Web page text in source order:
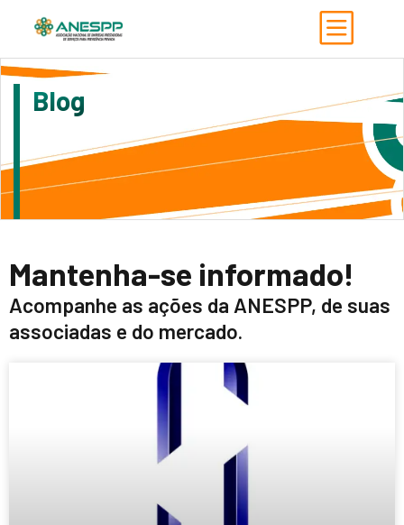
Blog
Mantenha-se informado!
Acompanhe as ações da ANESPP, de suas
associadas e do mercado.